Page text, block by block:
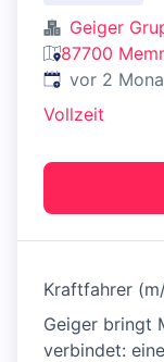
Geiger
87700
Veröffentlicht:
vor 2
Vollzeit
Kraftfahrer
Geiger bringt
verbindet: